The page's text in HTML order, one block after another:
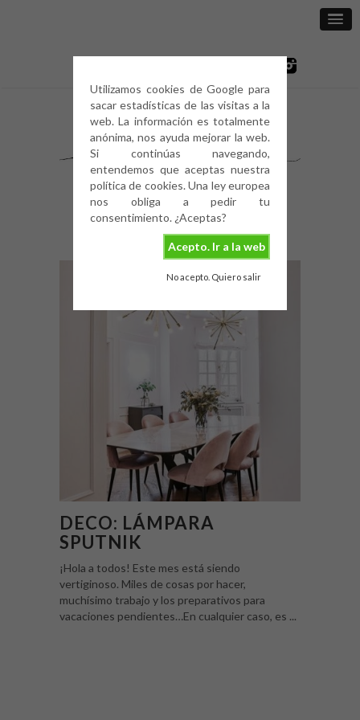
Utilizamos cookies de Google para
sacar estadísticas de las visitas a la
web. La información es totalmente
anónima, nos ayuda mejorar la web.
Si continúas navegando,
entendemos que aceptas nuestra
política de cookies. Una ley europea
nos obliga a pedir tu
consentimiento. ¿Aceptas?
Acepto. Ir a la web
No acepto. Quiero salir
DECO: LÁMPARA
SPUTNIK
¡Hola a todos! Este mes está siendo
vertiginoso. Miles de cosas por hacer,
muchísimo trabajo y los preparativos para
vacaciones pendientes…En cualquier caso, es ...